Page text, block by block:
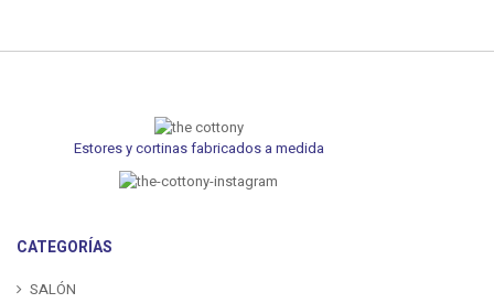
Estores y cortinas fabricados a medida
CATEGORÍAS
SALÓN